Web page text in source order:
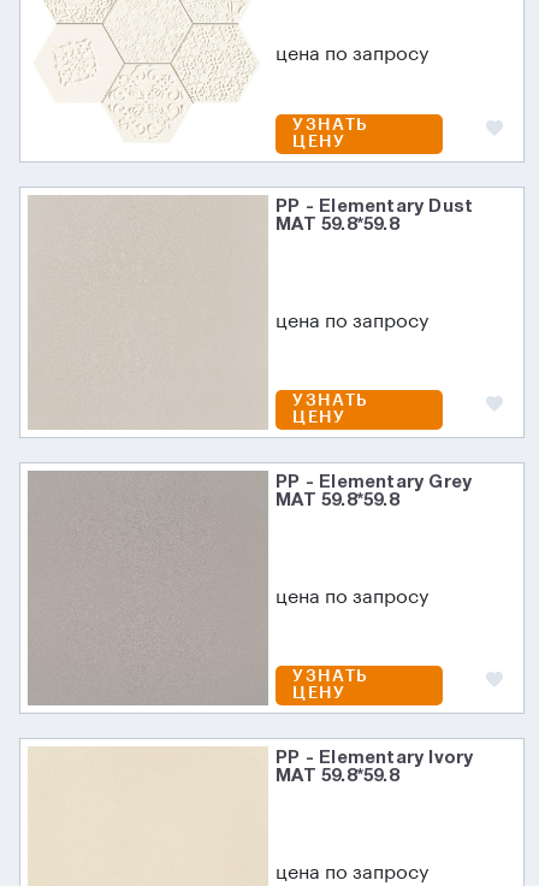
цена по запросу
УЗНАТЬ
ЦЕНУ
PP - Elementary Dust
MAT 59.8*59.8
цена по запросу
УЗНАТЬ
ЦЕНУ
PP - Elementary Grey
MAT 59.8*59.8
цена по запросу
УЗНАТЬ
ЦЕНУ
PP - Elementary Ivory
MAT 59.8*59.8
цена по запросу